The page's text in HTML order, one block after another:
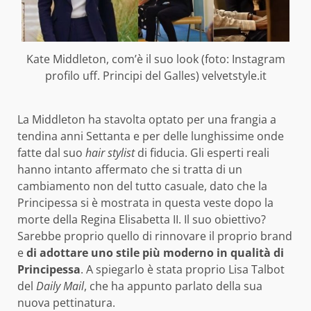
Kate Middleton, com’è il suo look (foto: Instagram
profilo uff. Principi del Galles) velvetstyle.it
La Middleton ha stavolta optato per una frangia a
tendina anni Settanta e per delle lunghissime onde
fatte dal suo hair stylistdi fiducia. Gli esperti reali
hanno intanto affermato che si tratta di un
cambiamento non del tutto casuale, dato che la
Principessa si è mostrata in questa veste dopo la
morte della Regina Elisabetta II. Il suo obiettivo?
Sarebbe proprio quello di rinnovare il proprio brand
edi adottare uno stile più moderno in qualità di
Principessa. A spiegarlo è stata proprio Lisa Talbot
del Daily Mail, che ha appunto parlato della sua
nuova pettinatura.